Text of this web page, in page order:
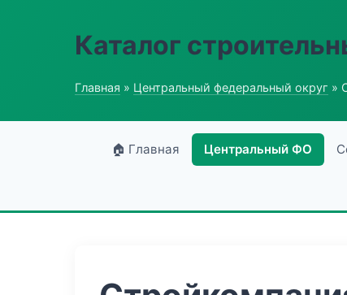
Каталог
Главная » Центральный федеральный округ »
🏠 Главная Центральный ФО